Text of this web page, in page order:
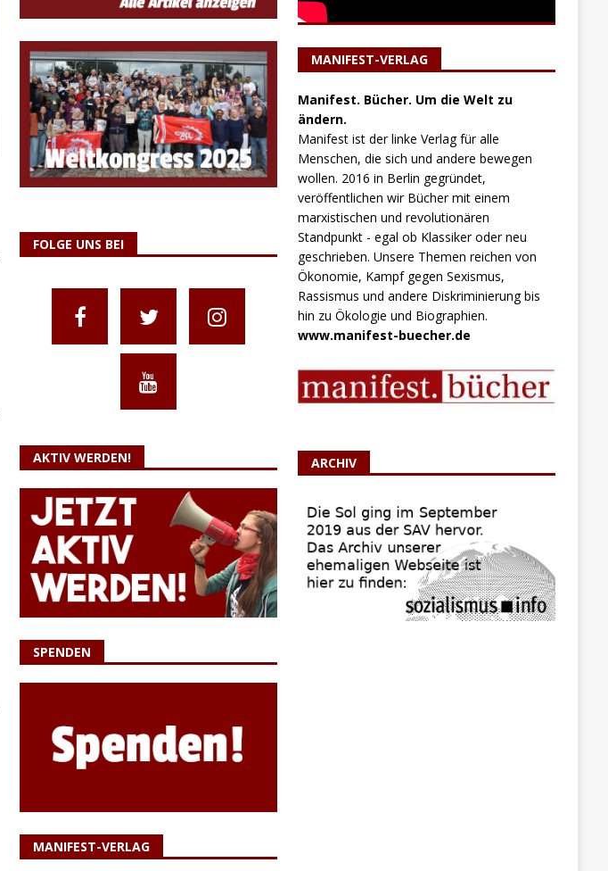
FOLGE UNS BEI
AKTIV WERDEN!
SPENDEN
MANIFEST-VERLAG
MANIFEST-VERLAG
Manifest. Bücher. Um die Welt zu
ändern.
Manifest ist der linke Verlag für alle
Menschen, die sich und andere bewegen
wollen. 2016 in Berlin gegründet,
veröffentlichen wir Bücher mit einem
marxistischen und revolutionären
Standpunkt - egal ob Klassiker oder neu
geschrieben. Unsere Themen reichen von
Ökonomie, Kampf gegen Sexismus,
Rassismus und andere Diskriminierung bis
hin zu Ökologie und Biographien.
www.manifest-buecher.de
ARCHIV